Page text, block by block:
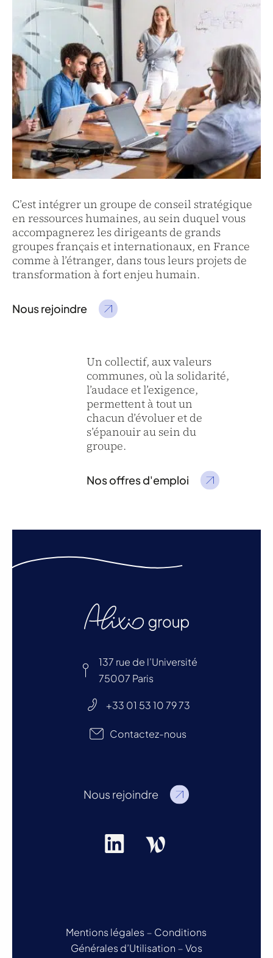
C’est intégrer un groupe de conseil stratégique
en ressources humaines, au sein duquel vous
accompagnerez les dirigeants de grands
groupes français et internationaux, en France
comme à l’étranger, dans tous leurs projets de
transformation à fort enjeu humain.
Nous rejoindre
Un collectif, aux valeurs
communes, où la solidarité,
l’audace et l’exigence,
permettent à tout un
chacun d’évoluer et de
s’épanouir au sein du
groupe.
Nos offres d'emploi
137 rue de l’Université
75007 Paris
+33 01 53 10 79 73
Contactez-nous
Nous rejoindre
Mentions légales – Conditions
Générales d’Utilisation –Vos